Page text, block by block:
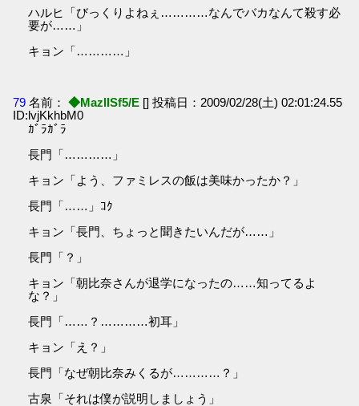
ハルヒ「びっくりよねぇ…………なんでバカなんて殺す必
要が……」
キョン「…………」
79 名前： ◆MazlISf5/E [] 投稿日：2009/02/28(土) 02:01:24.55
ID:lvjKkhbM0
ｶﾞﾗｶﾞﾗ
長門「…………」
キョン「よう、ファミレスの飯は美味かったか？」
長門「……」ｺｸ
キョン「長門、ちょっと聞きたいんだが……」
長門「？」
キョン「朝比奈さんが退学になったの……知ってるよ
な？」
長門「……？…………初耳」
キョン「え？」
長門「なぜ朝比奈みくるが…………？」
古泉「それは僕が説明しましょう」